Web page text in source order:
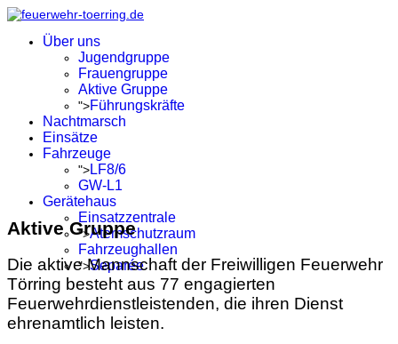
Über uns
Jugendgruppe
Frauengruppe
Aktive Gruppe
">Führungskräfte
Nachtmarsch
Einsätze
Fahrzeuge
">LF8/6
GW-L1
Gerätehaus
Einsatzzentrale
">Atemschutzraum
Fahrzeughallen
">Separée
Aktive Gruppe
Die aktive Mannschaft der Freiwilligen Feuerwehr
Törring besteht aus 77 engagierten
Feuerwehrdienstleistenden, die ihren Dienst
ehrenamtlich leisten.